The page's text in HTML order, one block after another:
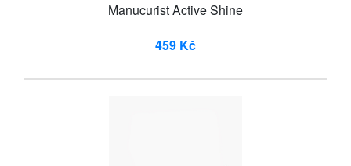
Manucurist Active Shine
459 Kč